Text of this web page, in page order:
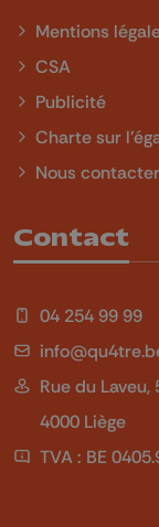
Mentions
CSA
Publicité
Charte sur
Nous contacter
Contact
04 254 99 99
Rue du Laveu,
4000 Liège
TVA : BE